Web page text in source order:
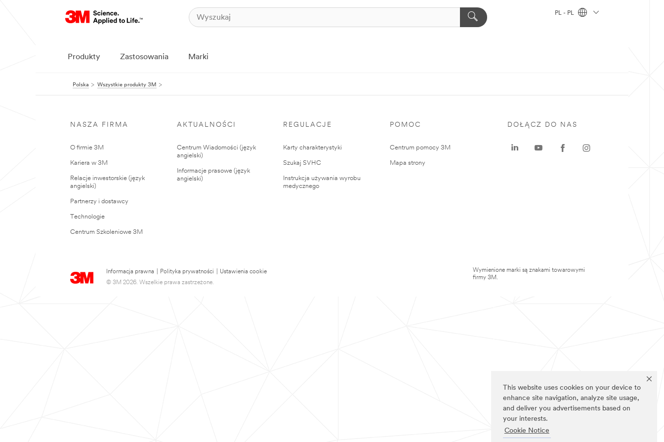
This website uses cookies on your device to
enhance site navigation, analyze site usage,
and deliver you advertisements based on
your interests.
Cookie Notice
PL - PL
Produkty Zastosowania Marki
Polska Wszystkie produkty 3M
NASZA FIRMA
O firmie 3M
Kariera w 3M
Relacje inwestorskie (język
angielski)
Partnerzy i dostawcy
Technologie
Centrum Szkoleniowe 3M
AKTUALNOŚCI
Centrum Wiadomości (język
angielski)
Informacje prasowe (język
angielski)
REGULACJE
Karty charakterystyki
Szukaj SVHC
Instrukcja używania wyrobu
medycznego
POMOC
Centrum pomocy 3M
Mapa strony
Informacja prawna Polityka prywatności
Ustawienia cookie
© 3M 2026. Wszelkie prawa zastrzeżone.
DOŁĄCZ DO NAS
Wymienione marki są znakami towarowymi
firmy 3M.